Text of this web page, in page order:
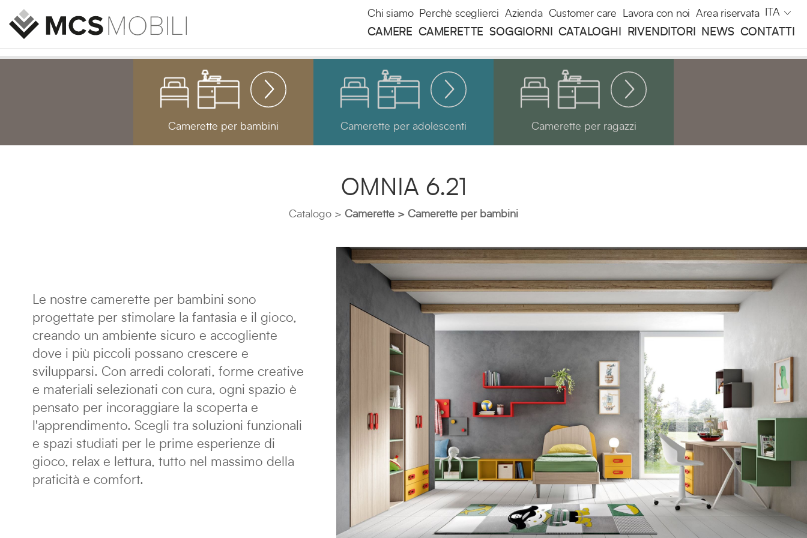
Chi siamo Perchè sceglierci Azienda Customer care Lavora con noi Area riservata ITA
CAMERE CAMERETTE SOGGIORNI CATALOGHI RIVENDITORI NEWS CONTATTI
Camerette per bambini Camerette per adolescenti Camerette per ragazzi
OMNIA 6.21
Catalogo Camerette Camerette per bambini
Le nostre camerette per bambini sono
progettate per stimolare la fantasia e il gioco,
creando un ambiente sicuro e accogliente
dove i più piccoli possano crescere e
svilupparsi. Con arredi colorati, forme creative
e materiali selezionati con cura, ogni spazio è
pensato per incoraggiare la scoperta e
l'apprendimento. Scegli tra soluzioni funzionali
e spazi studiati per le prime esperienze di
gioco, relax e lettura, tutto nel massimo della
praticità e comfort.